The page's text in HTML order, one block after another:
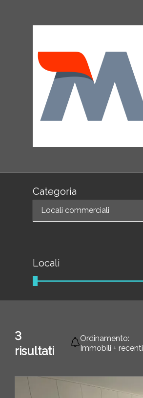
Categoria
Locali commerciali
Locali
3
risultati
Ordinamento:
Immobili + recenti